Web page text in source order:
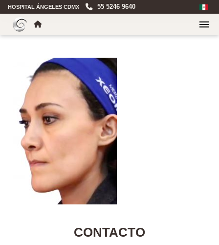
HOSPITAL ÁNGELES CDMX 55 5246 9640
CONTACTO